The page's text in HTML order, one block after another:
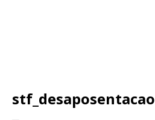
stf_desaposentacao